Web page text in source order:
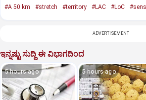
#A 50 km #stretch #territory #LAC #LoC
ADVERTISEMENT
ಇನ್ನಷ್ಟು ಸುದ್ದಿ ಈ ವಿಭಾಗದಿಂದ
5 hours ago 5 hours ago